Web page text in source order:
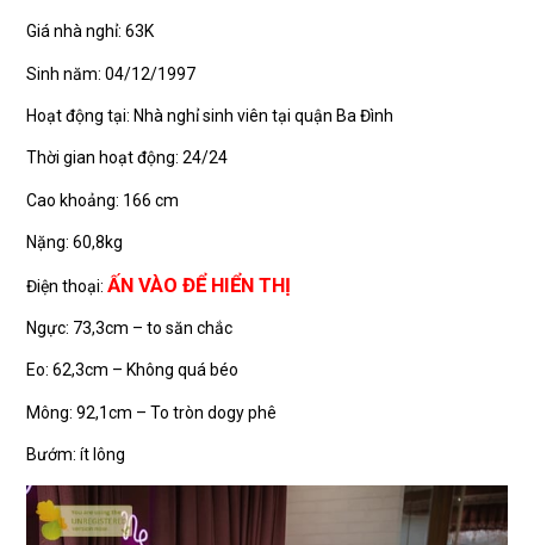
Giá nhà nghỉ: 63K
Sinh năm: 04/12/1997
Hoạt động tại: Nhà nghỉ sinh viên tại quận Ba Đình
Thời gian hoạt động: 24/24
Cao khoảng: 166 cm
Nặng: 60,8kg
Điện thoại:ẤN VÀO ĐỂ HIỂN THỊ
Ngực: 73,3cm – to săn chắc
Eo: 62,3cm – Không quá béo
Mông: 92,1cm – To tròn dogy phê
Bướm: ít lông